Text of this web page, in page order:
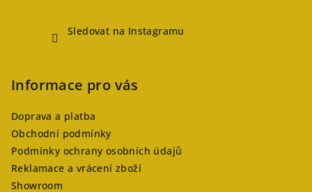
Sledovat na Instagramu
Informace pro vás
Doprava a platba
Obchodní podmínky
Podmínky ochrany osobních údajů
Reklamace a vrácení zboží
Showroom